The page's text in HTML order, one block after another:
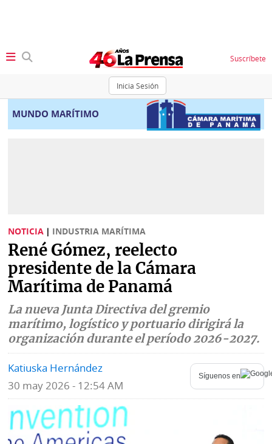
Inicia Sesión
Suscríbete
SECCIONES
Política
Economía
Mundo
Deportes
Ponle
la
Firma
Vivir+
Opinión
Fotografías
Videos
de
erratas
Historias
MUNDO MARÍTIMO
NOTICIA | INDUSTRIA MARÍTIMA
René Gómez, reelecto
presidente de la Cámara
Marítima de Panamá
La nueva Junta Directiva del gremio
marítimo, logístico y portuario dirigirá la
organización durante el período 2026-2027.
Katiuska Hernández
30 may 2026 - 12:54 AM
Síguenos en